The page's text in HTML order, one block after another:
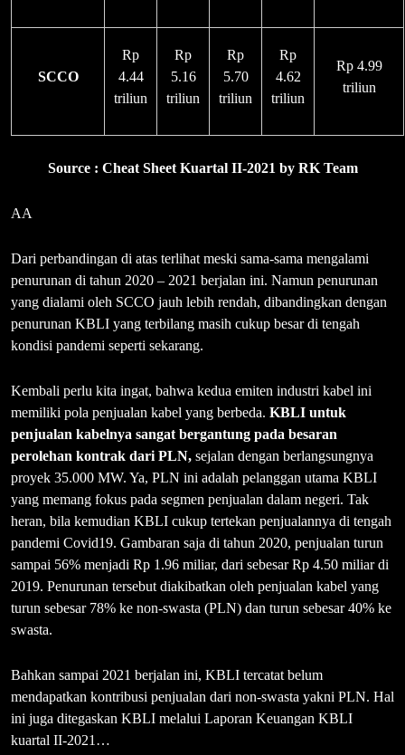
SCCO
Rp
4.44
triliun
Rp
5.16
triliun
Rp
5.70
triliun
Rp
4.62
triliun
Rp 4.99
triliun
Source : Cheat Sheet Kuartal II-2021 by RK Team
AA
Dari perbandingan di atas terlihat meski sama-sama mengalami
penurunan di tahun 2020 – 2021 berjalan ini. Namun penurunan
yang dialami oleh SCCO jauh lebih rendah, dibandingkan dengan
penurunan KBLI yang terbilang masih cukup besar di tengah
kondisi pandemi seperti sekarang.
Kembali perlu kita ingat, bahwa kedua emiten industri kabel ini
memiliki pola penjualan kabel yang berbeda. KBLI untuk
penjualan kabelnya sangat bergantung pada besaran
perolehan kontrak dari PLN, sejalan dengan berlangsungnya
proyek 35.000 MW. Ya, PLN ini adalah pelanggan utama KBLI
yang memang fokus pada segmen penjualan dalam negeri. Tak
heran, bila kemudian KBLI cukup tertekan penjualannya di tengah
pandemi Covid19. Gambaran saja di tahun 2020, penjualan turun
sampai 56% menjadi Rp 1.96 miliar, dari sebesar Rp 4.50 miliar di
2019. Penurunan tersebut diakibatkan oleh penjualan kabel yang
turun sebesar 78% ke non-swasta (PLN) dan turun sebesar 40% ke
swasta.
Bahkan sampai 2021 berjalan ini, KBLI tercatat belum
mendapatkan kontribusi penjualan dari non-swasta yakni PLN. Hal
ini juga ditegaskan KBLI melalui Laporan Keuangan KBLI
kuartal II-2021…